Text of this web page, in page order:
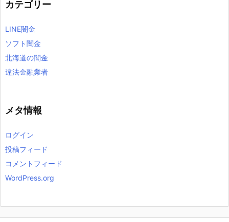
カテゴリー
LINE闇金
ソフト闇金
北海道の闇金
違法金融業者
メタ情報
ログイン
投稿フィード
コメントフィード
WordPress.org